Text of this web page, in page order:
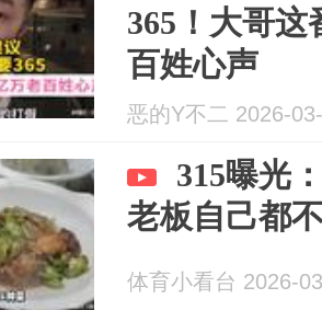
365！大哥
百姓心声
恶的Y不二 2026-
315曝光
老板自己都
体育小看台 2026-